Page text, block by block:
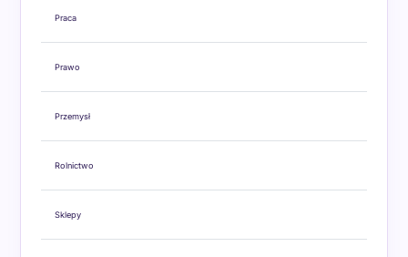
Praca
Prawo
Przemysł
Rolnictwo
Sklepy